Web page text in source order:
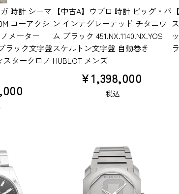
時計 シーマ
コーアクシ
メーター
ラック文字盤
スタークロノ
【中古A】ウブロ 時計 ビッグ・バ
ン インテグレーテッド チタニウ
ム ブラック 451.NX.1140.NX.YOS
スケルトン文字盤 自動巻き
HUBLOT メンズ
¥1,398,000
税込